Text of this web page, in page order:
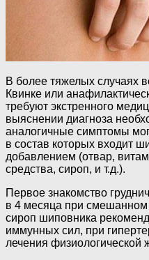
В более тяжелых случаях
Квинке или
требуют экстренного
выяснении диагноза
аналогичные симптомы
в состав которых входит
добавлением (отвар,
средства, сироп, и т.д.).
Первое знакомство
в 4 месяца при
сироп шиповника
иммунных сил, при
лечения физиологической